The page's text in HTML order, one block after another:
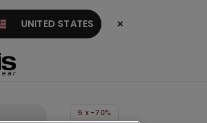
UNITED STATES ×
5 x -70%